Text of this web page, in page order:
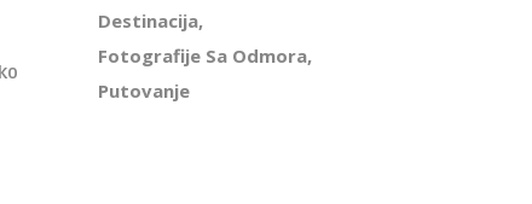
Destinacija
Fotografije Sa Odmora
Putovanje